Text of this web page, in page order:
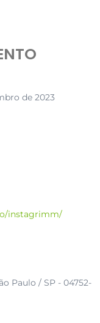
de 2023
instagrimm/
Paulo / SP - 04752-